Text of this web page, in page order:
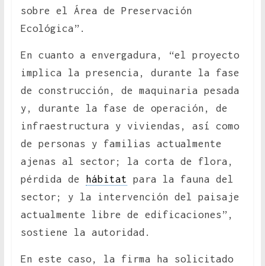
sobre el Área de Preservación
Ecológica”.
En cuanto a envergadura, “el proyecto
implica la presencia, durante la fase
de construcción, de maquinaria pesada
y, durante la fase de operación, de
infraestructura y viviendas, así como
de personas y familias actualmente
ajenas al sector; la corta de flora,
pérdida de
hábitat para la fauna del
sector; y la intervención del paisaje
actualmente libre de edificaciones”,
sostiene la autoridad.
En este caso, la firma ha solicitado